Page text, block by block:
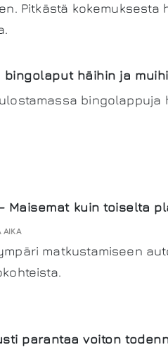
Pitkästä
häihin ja
Maisemat kuin toiselta
AIKA
matkustamiseen
parantaa voiton